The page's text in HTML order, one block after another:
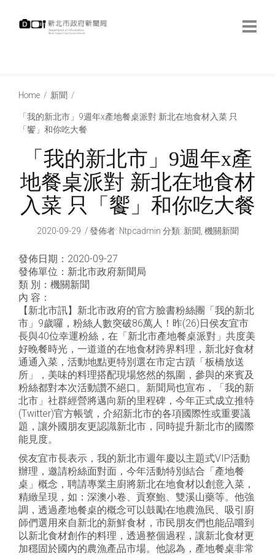
Home 新聞
「我的新北市」9週年x產地餐桌派對 新北在地食材入菜 只
「饗」和你吃大餐
「我的新北市」9週年x產
地餐桌派對 新北在地食材
入菜 只「饗」和你吃大餐
2020-09-29 發佈者: Ntpcadmin 分類: 新聞 機關新聞
發佈日期：2020-09-27
發佈單位：新北市政府新聞局
類 別：機關新聞
內 容：
【新北市訊】新北市政府的官方臉書粉絲團「我的新北
市」9歲囉，粉絲人數突破86萬人！昨(26)日侯友宜市
長與40位幸運粉絲，在「新北市產地餐桌派對」共度美
好晚餐時光，一道道的在地食材跨界料理，新北好食材
通通入菜，活動地點更特別選在市定古蹟「板橋放送
所」，美味的料理搭配現場悠然的氛圍，參與的來賓及
粉絲都對本次活動讚不絕口。新聞局也宣布，「我的新
北市」社群經營將邁向新的里程碑，今年正式成立推特
(Twitter)官方帳號，介紹新北市的各項國際性或重要議
題，讓外國朋友更認識新北市，同時提升新北市的國際
能見度。
侯友宜市長表示，我的新北市週年慶以主題式VIP活動
辦理，邀請粉絲面對面，今年活動特別結合「產地餐
桌」概念，聘請專業主廚將新北在地食材以創意入菜，
精緻呈現，如：深澳小卷、貢寮鮑、雙溪山藥等。他強
調，透過產地餐桌的概念可以鼓勵在地農漁民、吸引廚
師們選用來自新北的新鮮食材，市民朋友們也能品嚐到
以新北食材創作的料理，透過整個過程，讓新北食材更
加穩固於國內的農漁產品市場。他認為，產地餐桌非常